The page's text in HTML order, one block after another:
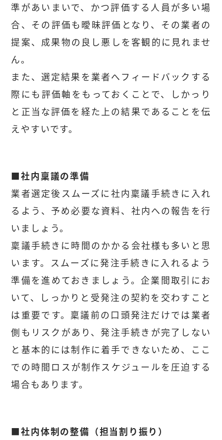
準があいまいで、かつ評価する人員が多い場
合、その評価も曖昧評価となり、その業者の
提案、成果物の良し悪しを客観的に見れませ
ん。
また、選定結果を業者へフィードバックする
際にも評価軸をもっておくことで、しかっり
と正当な評価を経た上の結果であることを伝
えやすいです。
■社内稟議の準備
業者選定後スムーズに社内稟議手続きに入れ
るよう、予め必要な資料、社内への報告を行
いましょう。
稟議手続きに時間のかかる会社様も多いと思
います。スムーズに発注手続きに入れるよう
準備を進めておきましょう。企業間取引にお
いて、しっかりと受発注の契約を交わすこと
は重要です。稟議前の口頭発注だけでは業者
側もリスクがあり、発注手続きが完了しない
と基本的には制作に着手できないため、ここ
での時間ロスが制作スケジュールを圧迫する
場合もあります。
■社内体制の整備（担当割り振り）